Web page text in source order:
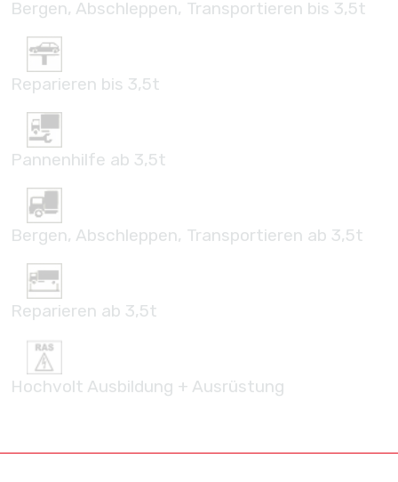
Bergen, Abschleppen, Transportieren bis 3,5t
Reparieren bis 3,5t
Pannenhilfe ab 3,5t
Bergen, Abschleppen, Transportieren ab 3,5t
Reparieren ab 3,5t
Hochvolt Ausbildung + Ausrüstung